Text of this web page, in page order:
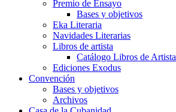
Premio de Ensayo
Bases y objetivos
Eka Literaria
Navidades Literarias
Libros de artista
Catálogo Libros de Artista
Ediciones Exodus
Convención
Bases y objetivos
Archivos